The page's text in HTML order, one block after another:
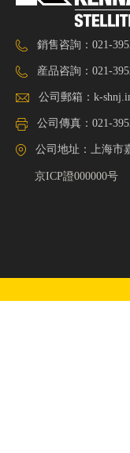
銷售咨詢：021-
産品咨詢：021-
公司郵箱： k-
公司傳真：021-
公司地址：上海市
京ICP證000000号